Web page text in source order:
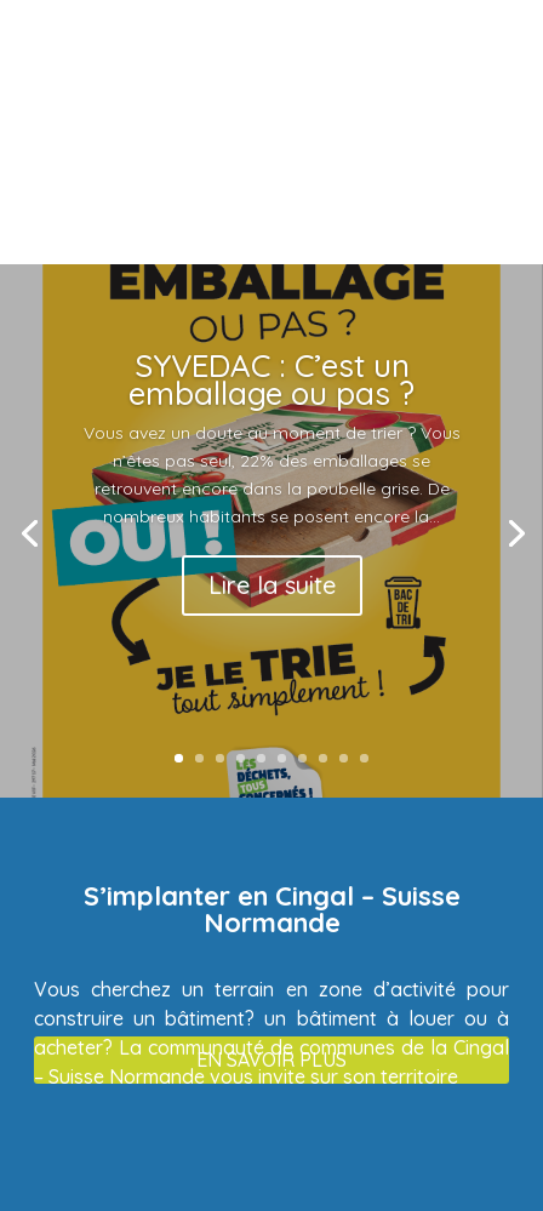
SYVEDAC : C’est un
emballage ou pas ?
Vous avez un doute au moment de trier ? Vous
n’êtes pas seul, 22% des emballages se
retrouvent encore dans la poubelle grise. De
nombreux habitants se posent encore la...
Lire la suite
S’implanter en Cingal – Suisse
Normande
Vous cherchez un terrain en zone d’activité pour
construire un bâtiment? un bâtiment à louer ou à
acheter? La communauté de communes de la Cingal
– Suisse Normande vous invite sur son territoire
EN SAVOIR PLUS